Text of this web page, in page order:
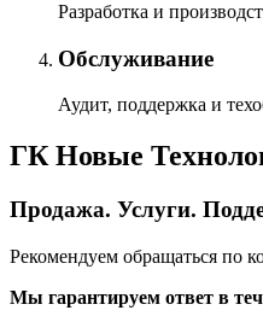
Разработка и
Обслуживание
Аудит, поддержка и
ГК Новые
Продажа. Услуги.
Рекомендуем обращаться по
Мы гарантируем ответ в